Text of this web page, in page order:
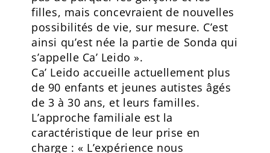
filles, mais concevraient de nouvelles
possibilités de vie, sur mesure. C’est
ainsi qu’est née la partie de Sonda qui
s’appelle Ca’ Leido ».
Ca’ Leido accueille actuellement plus
de 90 enfants et jeunes autistes âgés
de 3 à 30 ans, et leurs familles.
L’approche familiale est la
caractéristique de leur prise en
charge : « L’expérience nous